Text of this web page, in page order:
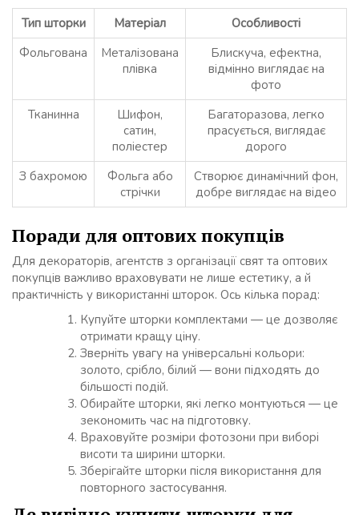
Тип шторки
Матеріал
Особливості
Фольгована
Металізована
плівка
Блискуча, ефектна,
відмінно виглядає на
фото
Тканинна
Шифон,
сатин,
поліестер
Багаторазова, легко
прасується, виглядає
дорого
З бахромою
Фольга або
стрічки
Створює динамічний фон,
добре виглядає на відео
Поради для оптових покупців
Для декораторів, агентств з організації свят та оптових
покупців важливо враховувати не лише естетику, а й
практичність у використанні шторок. Ось кілька порад:
Купуйте шторки комплектами — це дозволяє
отримати кращу ціну.
Зверніть увагу на універсальні кольори:
золото, срібло, білий — вони підходять до
більшості подій.
Обирайте шторки, які легко монтуються — це
зекономить час на підготовку.
Враховуйте розміри фотозони при виборі
висоти та ширини шторки.
Зберігайте шторки після використання для
повторного застосування.